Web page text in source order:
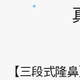
【三段式隆